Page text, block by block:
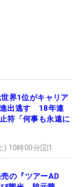
界1位がキャリア
出逃す 18年連
符「何事も永遠に
) 10時00分 1
の『ツアーAD